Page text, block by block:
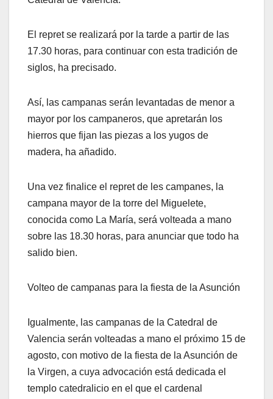
El repret se realizará por la tarde a partir de las
17.30 horas, para continuar con esta tradición de
siglos, ha precisado.
Así, las campanas serán levantadas de menor a
mayor por los campaneros, que apretarán los
hierros que fijan las piezas a los yugos de
madera, ha añadido.
Una vez finalice el repret de les campanes, la
campana mayor de la torre del Miguelete,
conocida como La María, será volteada a mano
sobre las 18.30 horas, para anunciar que todo ha
salido bien.
Volteo de campanas para la fiesta de la Asunción
Igualmente, las campanas de la Catedral de
Valencia serán volteadas a mano el próximo 15 de
agosto, con motivo de la fiesta de la Asunción de
la Virgen, a cuya advocación está dedicada el
templo catedralicio en el que el cardenal